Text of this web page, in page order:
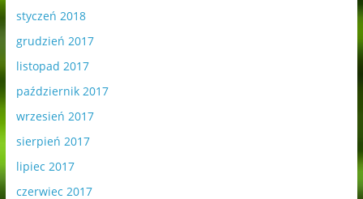
styczeń 2018
grudzień 2017
listopad 2017
październik 2017
wrzesień 2017
sierpień 2017
lipiec 2017
czerwiec 2017